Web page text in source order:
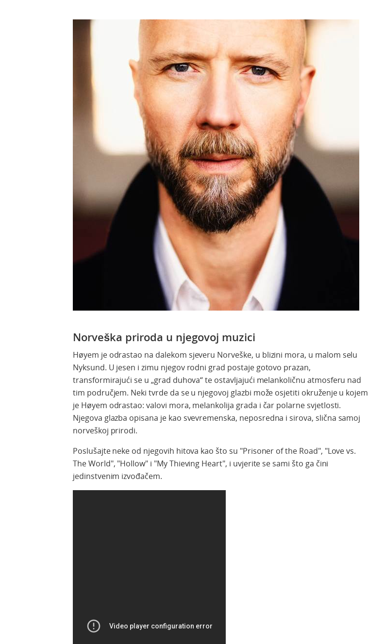
Norveška priroda u njegovoj muzici
Høyem je odrastao na dalekom sjeveru Norveške, u blizini mora, u malom selu
Nyksund. U jesen i zimu njegov rodni grad postaje gotovo prazan,
transformirajući se u „grad duhova“ te ostavljajući melankoličnu atmosferu nad
tim područjem. Neki tvrde da se u njegovoj glazbi može osjetiti okruženje u kojem
je Høyem odrastao: valovi mora, melankolija grada i čar polarne svjetlosti.
Njegova glazba opisana je kao svevremenska, neposredna i sirova, slična samoj
norveškoj prirodi.
Poslušajte neke od njegovih hitova kao što su "Prisoner of the Road", "Love vs.
The World", "Hollow" i "My Thieving Heart", i uvjerite se sami što ga čini
jedinstvenim izvođačem.